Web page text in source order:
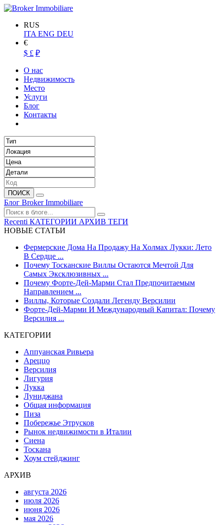
RUS
ITA ENG DEU
€
$ £ ₽
О нас
Недвижимость
Место
Услуги
Блог
Контакты
ПОИСК
Блог Broker Immobiliare
Recenti КАТЕГОРИИ АРХИВ ТЕГИ
НОВЫЕ СТАТЬИ
Фермерские Дома На Продажу На Холмах Лукки: Лето
В Сердце ...
Почему Тосканские Виллы Остаются Мечтой Для
Самых Эксклюзивных ...
Почему Форте-Дей-Марми Стал Предпочитаемым
Направлением ...
Виллы, Которые Создали Легенду Версилии
Форте-Дей-Марми И Международный Капитал: Почему
Версилия ...
КАТЕГОРИИ
Аппуанская Ривьера
Ареццо
Версилия
Лигурия
Лукка
Луниджана
Общая информация
Пиза
Побережье Этрусков
Рынок недвижимости в Италии
Сиена
Тоскана
Хоум стейджинг
АРХИВ
августа 2026
июля 2026
июня 2026
мая 2026